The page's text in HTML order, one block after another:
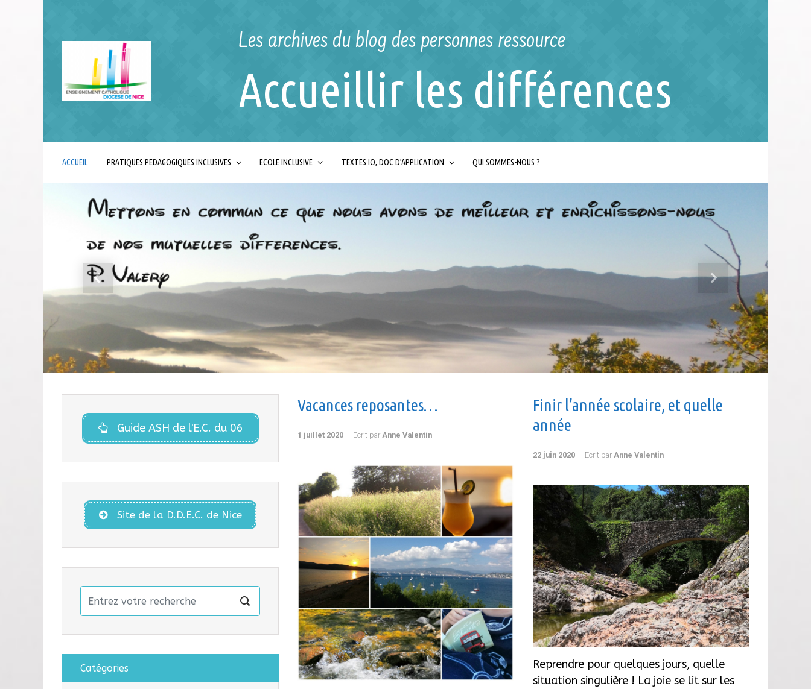
Les archives du blog des personnes ressource
Accueillir les différences
ACCUEIL PRATIQUES PEDAGOGIQUES INCLUSIVES ECOLE INCLUSIVE TEXTES IO, DOC D’APPLICATION QUI SOMMES-NOUS ?
Previous Next
Vacances reposantes…
1 juillet 2020 Ecrit par Anne Valentin
Finir l’année scolaire, et quelle
année
22 juin 2020 Ecrit par Anne Valentin
Reprendre pour quelques jours, quelle
situation singulière ! La joie se lit sur les
Guide ASH de l'E.C. du 06
Site de la D.D.E.C. de Nice
Catégories